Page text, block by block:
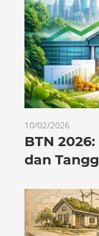
10/02/2026
BTN
dan